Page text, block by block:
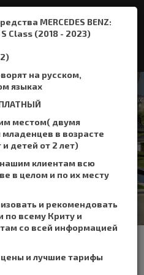
MERCEDES BENZ:
S Class (2018 - 2023)
на русском,
языках
местом( двумя
в возрасте
детей от 2 лет)
клиентам всю
в целом и по их месту
и рекомендовать
по всему Криту и
со всей информацией
и лучшие тарифы
от Ираклиона на дороге в
разбивает город на две части:
линии.